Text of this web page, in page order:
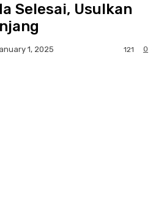
Selesai, Usulkan
1, 2025 0
121